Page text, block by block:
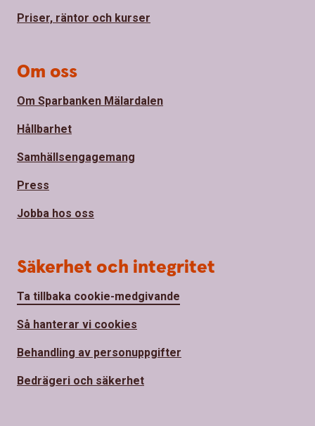
Priser, räntor och kurser
Om oss
Om Sparbanken Mälardalen
Hållbarhet
Samhällsengagemang
Press
Jobba hos oss
Säkerhet och integritet
Ta tillbaka cookie-medgivande
Så hanterar vi cookies
Behandling av personuppgifter
Bedrägeri och säkerhet